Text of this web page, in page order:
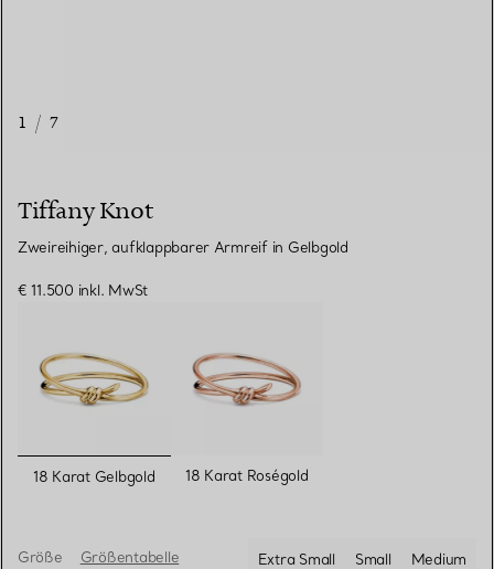
1 / 7
Tiffany Knot
Zweireihiger, aufklappbarer Armreif in Gelbgold
€ 11.500 inkl. MwSt
ausgewählt
18 Karat Gelbgold 18 Karat Roségold
Größe Größentabelle Extra Small Small
Medium